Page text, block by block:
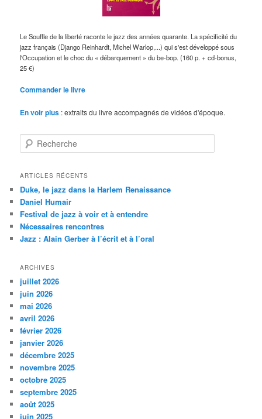
Le Souffle de la liberté raconte le jazz des années quarante. La spécificité du
jazz français (Django Reinhardt, Michel Warlop,...) qui s'est développé sous
l'Occupation et le choc du « débarquement » du be-bop. (160 p. + cd-bonus,
25 €)
Commander le livre
En voir plus : extraits du livre accompagnés de vidéos d'époque.
e
h
r
c
h
e
ARTICLES RÉCENTS
Duke, le jazz dans la Harlem Renaissance
Daniel Humair
Festival de jazz à voir et à entendre
Nécessaires rencontres
Jazz : Alain Gerber à l’écrit et à l’oral
ARCHIVES
juillet 2026
juin 2026
mai 2026
avril 2026
février 2026
janvier 2026
décembre 2025
novembre 2025
octobre 2025
septembre 2025
août 2025
juin 2025